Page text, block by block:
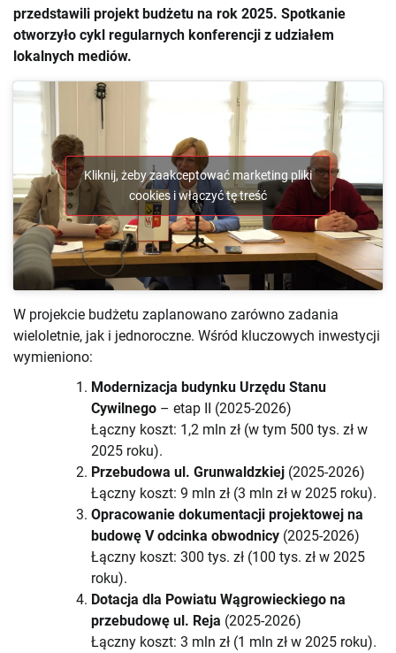
przedstawili projekt budżetu na rok 2025. Spotkanie
otworzyło cykl regularnych konferencji z udziałem
lokalnych mediów.
Kliknij, żeby zaakceptować marketing pliki
cookies i włączyć tę treść
W projekcie budżetu zaplanowano zarówno zadania
wieloletnie, jak i jednoroczne. Wśród kluczowych inwestycji
wymieniono:
Modernizacja budynku Urzędu Stanu
Cywilnego – etap II (2025-2026)
Łączny koszt: 1,2 mln zł (w tym 500 tys. zł w
2025 roku).
Przebudowa ul. Grunwaldzkiej (2025-2026)
Łączny koszt: 9 mln zł (3 mln zł w 2025 roku).
Opracowanie dokumentacji projektowej na
budowę V odcinka obwodnicy (2025-2026)
Łączny koszt: 300 tys. zł (100 tys. zł w 2025
roku).
Dotacja dla Powiatu Wągrowieckiego na
przebudowę ul. Reja (2025-2026)
Łączny koszt: 3 mln zł (1 mln zł w 2025 roku).